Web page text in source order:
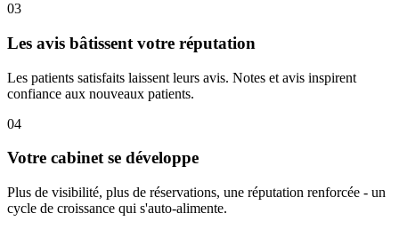
03
Les avis bâtissent votre réputation
Les patients satisfaits laissent leurs avis. Notes et avis inspirent
confiance aux nouveaux patients.
04
Votre cabinet se développe
Plus de visibilité, plus de réservations, une réputation renforcée - un
cycle de croissance qui s'auto-alimente.